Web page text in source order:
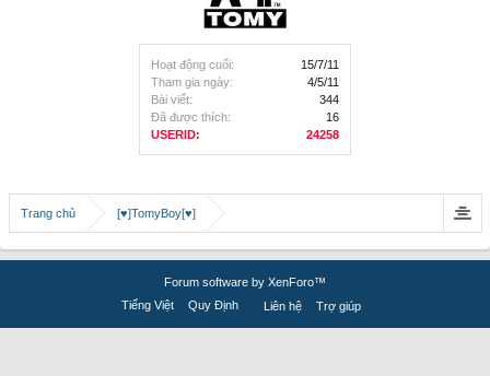
Hoạt động cuối:
15/7/11
Tham gia ngày:
4/5/11
Bài viết:
344
Đã được thích:
16
USERID:
24258
Trang chủ [♥]TomyBoy[♥]
Forum software by XenForo™
Tiếng Việt
Quy Định Liên hệ Trợ giúp